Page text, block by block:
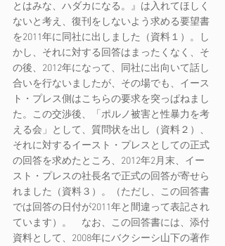
とはみな、ハダカになる。』は入れてほしく
ないと考え、復刊をしないよう求める要望書
を2011年に同社に出しました（資料１）。し
かし、それに対する回答はまったくなく、そ
の後、2012年になって、同社に出向いて話し
合いを行ないましたが、その場でも、イース
ト・プレス側はこちらの要求を突っぱねまし
た。この交渉後、「ポルノ被害と性暴力を考
える会」として、質問状を出し（資料２）、
それに対するイースト・プレスとしての正式
の回答を求めたところ、2012年2月末、イー
スト・プレスの社長名で正式の回答が寄せら
れました（資料３）。（ただし、この回答書
では回答の日付が2011年と間違って表記され
ています）。　なお、この回答書には、添付
資料として、2008年にバクシーシ山下の著作